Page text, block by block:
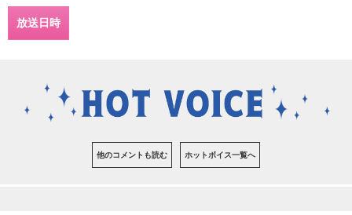
放送日時
他のコメントも読む ホットボイス一覧へ